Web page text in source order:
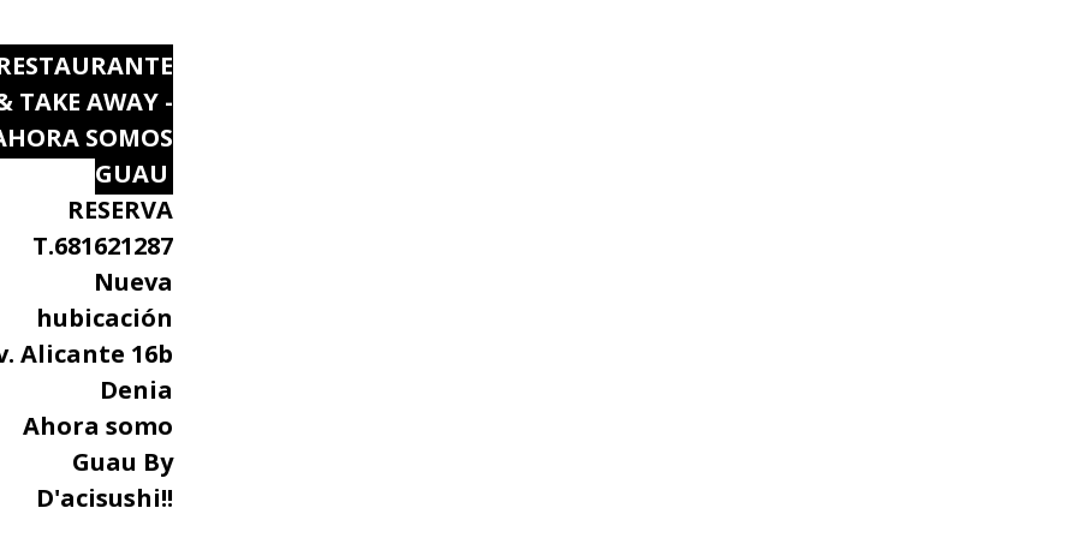
TAKE AWAY -
SOMOS
GUAU
RESERVA
T.681621287
Nueva
hubicación
Alicante 16b
Denia
Ahora somo
Guau By
D'acisushi!!